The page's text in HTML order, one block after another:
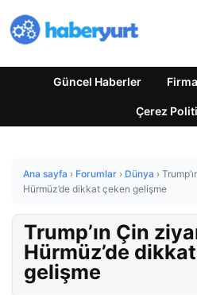
Güncel Haberler
Çerez
Ana sayfa › Forumlar › Dünya ›
Hürmüz’de dikkat çeken gelişme
Trump’ın Çin
Hürmüz’de
gelişme